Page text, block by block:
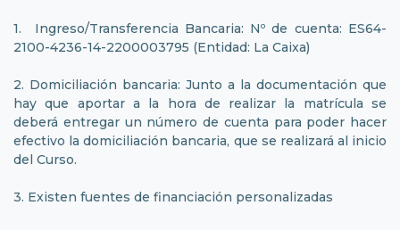
1. Ingreso/Transferencia Bancaria: Nº de cuenta: ES64-
2100-4236-14-2200003795 (Entidad: La Caixa)
2. Domiciliación bancaria: Junto a la documentación que
hay que aportar a la hora de realizar la matrícula se
deberá entregar un número de cuenta para poder hacer
efectivo la domiciliación bancaria, que se realizará al inicio
del Curso.
3. Existen fuentes de financiación personalizadas